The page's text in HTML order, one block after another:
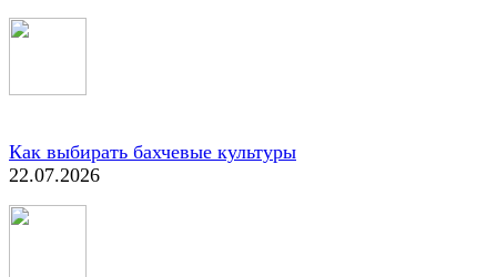
Как выбирать бахчевые культуры
22.07.2026